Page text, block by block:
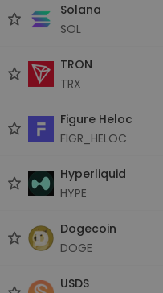
Solana
SOL
TRON
TRX
Figure Heloc
FIGR_HELOC
Hyperliquid
HYPE
Dogecoin
DOGE
USDS